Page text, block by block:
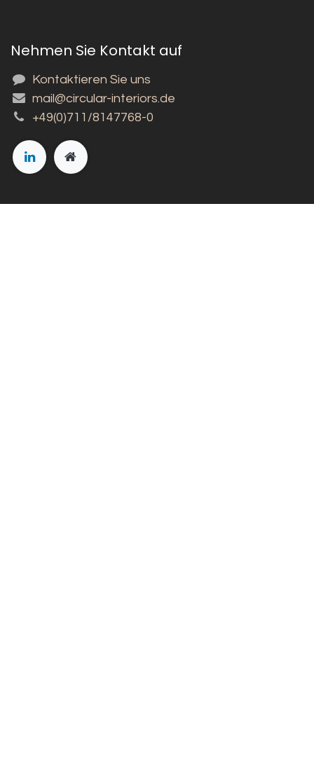
Nehmen Sie Kontakt auf
Kontaktieren Sie uns
mail@circular-interiors.de
+49(0)711/8147768-0